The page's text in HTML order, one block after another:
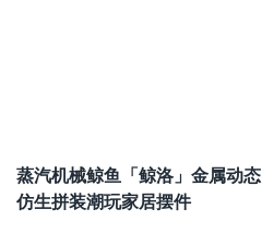
蒸汽机械鲸鱼「鲸洛」金属动态
仿生拼装潮玩家居摆件